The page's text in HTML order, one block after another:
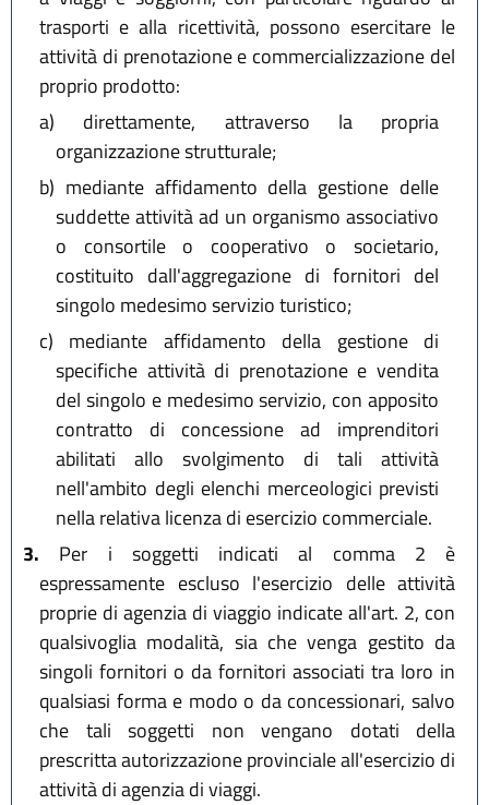
trasporti e alla ricettività, possono esercitare le
attività di prenotazione e commercializzazione del
proprio prodotto:
a) direttamente, attraverso la propria
organizzazione strutturale;
b) mediante affidamento della gestione delle
suddette attività ad un organismo associativo
o consortile o cooperativo o societario,
costituito dall'aggregazione di fornitori del
singolo medesimo servizio turistico;
c) mediante affidamento della gestione di
specifiche attività di prenotazione e vendita
del singolo e medesimo servizio, con apposito
contratto di concessione ad imprenditori
abilitati allo svolgimento di tali attività
nell'ambito degli elenchi merceologici previsti
nella relativa licenza di esercizio commerciale.
3. Per i soggetti indicati al comma 2 è
espressamente escluso l'esercizio delle attività
proprie di agenzia di viaggio indicate all'art. 2, con
qualsivoglia modalità, sia che venga gestito da
singoli fornitori o da fornitori associati tra loro in
qualsiasi forma e modo o da concessionari, salvo
che tali soggetti non vengano dotati della
prescritta autorizzazione provinciale all'esercizio di
attività di agenzia di viaggi.